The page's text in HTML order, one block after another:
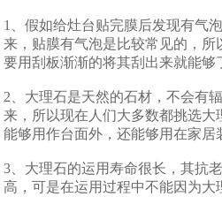
1、假如给灶台贴完膜后发现有气
来，贴膜有气泡是比较常见的，所
要用刮板渐渐的将其刮出来就能
2、大理石是天然的石材，不会有
来，所以现在人们大多数都挑选大
能够用作台面外，还能够用在家
3、大理石的运用寿命很长，其抗
高，可是在运用过程中不能因为大